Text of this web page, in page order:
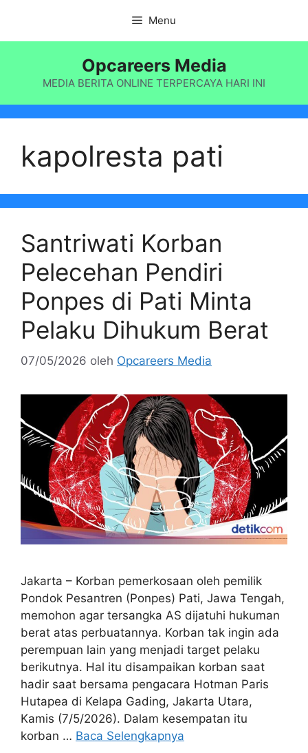
isi
Menu
Opcareers Media
MEDIA BERITA ONLINE TERPERCAYA HARI INI
kapolresta pati
Santriwati Korban
Pelecehan Pendiri
Ponpes di Pati Minta
Pelaku Dihukum Berat
07/05/2026 oleh Opcareers Media
Jakarta – Korban pemerkosaan oleh pemilik
Pondok Pesantren (Ponpes) Pati, Jawa Tengah,
memohon agar tersangka AS dijatuhi hukuman
berat atas perbuatannya. Korban tak ingin ada
perempuan lain yang menjadi target pelaku
berikutnya. Hal itu disampaikan korban saat
hadir saat bersama pengacara Hotman Paris
Hutapea di Kelapa Gading, Jakarta Utara,
Kamis (7/5/2026). Dalam kesempatan itu
korban … Baca Selengkapnya